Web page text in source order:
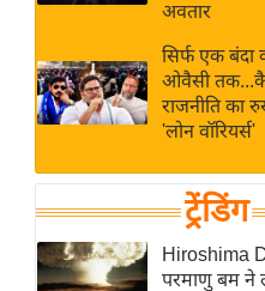
साहित्य जगत
ऑटो वर्ल्ड
न्यूज ब्रीफ
मनोरंजन जगत
फिल्म समीक्षा
Breaking
अवतार
सिर्फ एक
ओवैसी
राजनीति का
'लोन वॉरियर्स'
ट्रेंडिंग
Hiroshima
परमाणु बम ने